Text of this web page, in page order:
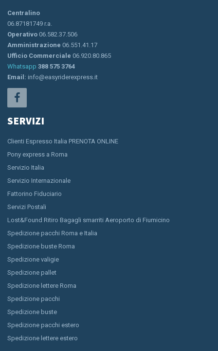
Centralino
06.87181749 r.a.
Operativo 06.582.37.506
Amministrazione 06.551.41.17
Ufficio Commerciale 06.920.80.865
Whatsapp 388 575 3764
Email: info@easyriderexpress.it
SERVIZI
Clienti Espresso Italia PRENOTA ONLINE
Pony express a Roma
Servizio Italia
Servizio Internazionale
Fattorino Fiduciario
Servizi Postali
Lost&Found Ritiro Bagagli smarriti Aeroporto di Fiumicino
Spedizione pacchi Roma e Italia
Spedizione buste Roma
Spedizione valigie
Spedizione pallet
Spedizione lettere Roma
Spedizione pacchi
Spedizione buste
Spedizione pacchi estero
Spedizione lettere estero